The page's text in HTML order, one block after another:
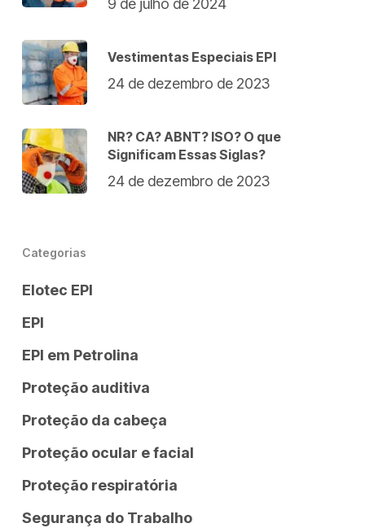
9 de julho de 2024
Vestimentas Especiais EPI
24 de dezembro de 2023
NR? CA? ABNT? ISO? O que
Significam Essas Siglas?
24 de dezembro de 2023
Categorias
Elotec EPI
EPI
EPI em Petrolina
Proteção auditiva
Proteção da cabeça
Proteção ocular e facial
Proteção respiratória
Segurança do Trabalho